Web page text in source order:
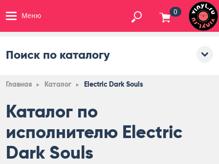
Меню 0
Поиск по каталогу
Главная Каталог Electric Dark Souls
Каталог по
исполнителю Electric
Dark Souls